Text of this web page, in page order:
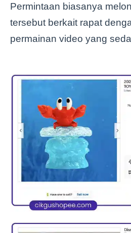
Permintaan biasanya
tersebut berkait rapat
permainan video yang